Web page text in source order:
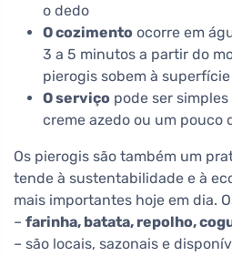
o dedo
O cozimento ocorre em
3 a 5 minutos a partir do
pierogis sobem à superfície
O serviço pode ser
creme azedo ou um pouco
Os pierogis são também um
tende à sustentabilidade e à
mais importantes hoje em dia.
– farinha, batata, repolho,
– são locais, sazonais e